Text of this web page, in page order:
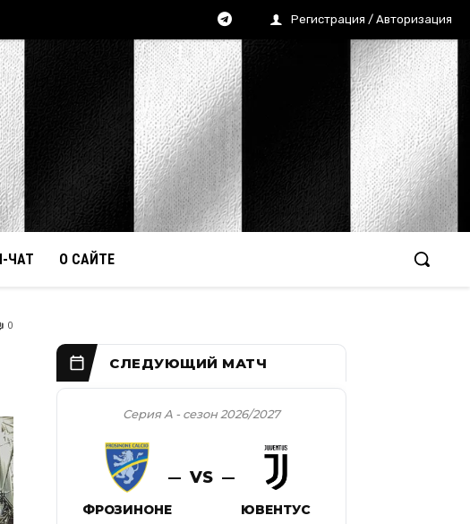
Регистрация / Авторизация
ЧАТ О САЙТЕ
0
Серия А - сезон 2026/2027
ФРОЗИНОНЕ
VS
ЮВЕНТУС